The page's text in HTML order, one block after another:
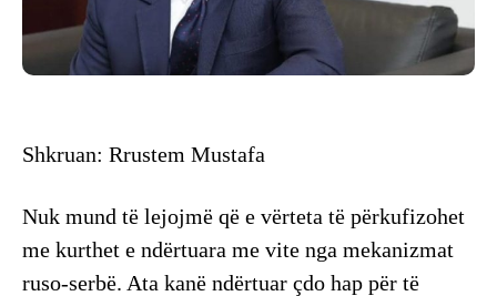
Shkruan: Rrustem Mustafa
Nuk mund të lejojmë që e vërteta të përkufizohet
me kurthet e ndërtuara me vite nga mekanizmat
ruso-serbë. Ata kanë ndërtuar çdo hap për të